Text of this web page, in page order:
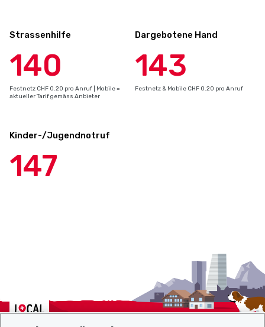
Strassenhilfe
140
Festnetz CHF 0.20 pro Anruf | Mobile =
aktueller Tarif gemäss Anbieter
Dargebotene Hand
143
Festnetz & Mobile CHF 0.20 pro Anruf
Kinder-/Jugendnotruf
147
Localcities